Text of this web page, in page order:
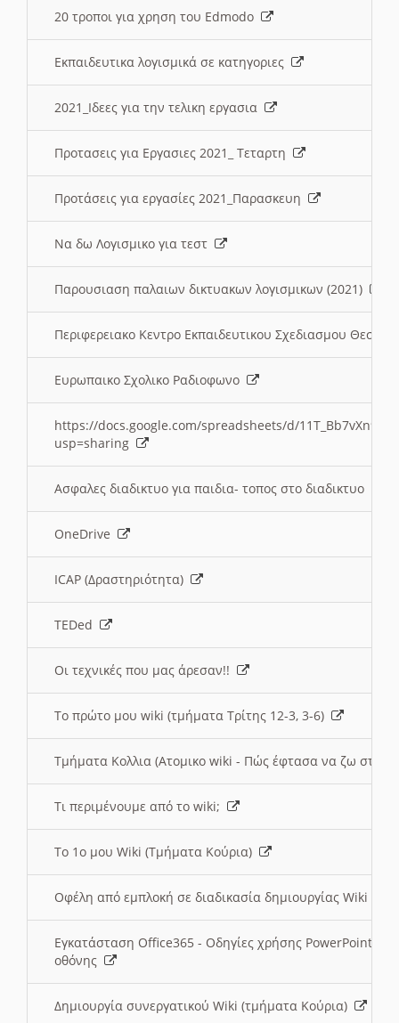
20 τροποι για χρηση του Edmodo
Εκπαιδευτικα λογισμικά σε κατηγοριες
2021_Ιδεες για την τελικη εργασια
Προτασεις για Εργασιες 2021_ Τεταρτη
Προτάσεις για εργασίες 2021_Παρασκευη
Να δω Λογισμικο για τεστ
Παρουσιαση παλαιων δικτυακων λογισμικων (2021)
Περιφερειακο Κεντρο Εκπαιδευτικου Σχεδιασμου
Ευρωπαικο Σχολικο Ραδιοφωνο
https://docs.google.com/spreadsheets/d/
usp=sharing
Ασφαλες διαδικτυο για παιδια- τοπος στο διαδικτυο
OneDrive
ICAP (Δραστηριότητα)
TEDed
Οι τεχνικές που μας άρεσαν!!
Το πρώτο μου wiki (τμήματα Τρίτης 12-3, 3-6)
Τμήματα Κολλια (Ατομικο wiki - Πώς έφτασα να ζω στην
Τι περιμένουμε από το wiki;
Το 1ο μου Wiki (Τμήματα Κούρια)
Οφέλη από εμπλοκή σε διαδικασία δημιουργίας Wiki
Εγκατάσταση Office365 - Οδηγίες χρήσης PowerPoint
οθόνης
Δημιουργία συνεργατικού Wiki (τμήματα Κούρια)